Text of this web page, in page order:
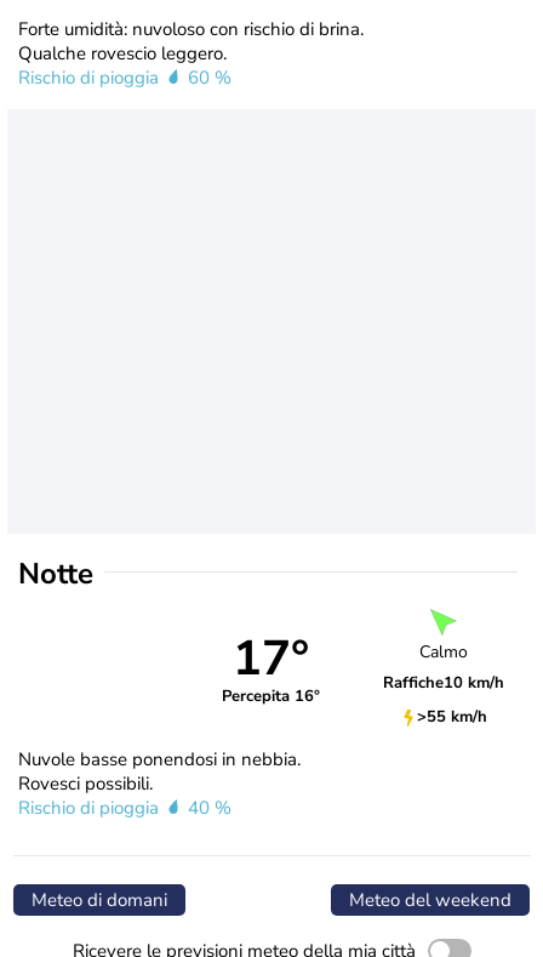
Forte umidità: nuvoloso con rischio di brina.
Qualche rovescio leggero.
Rischio di pioggia
60 %
Notte
17°
Percepita 16°
Calmo
Raffiche10 km/h
>55 km/h
Nuvole basse ponendosi in nebbia.
Rovesci possibili.
Rischio di pioggia
40 %
Meteo di domani Meteo del weekend
Ricevere le previsioni meteo della mia città